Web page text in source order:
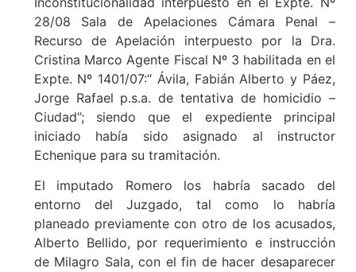
28/08 Sala de Apelaciones Cámara Penal –
Recurso de Apelación interpuesto por la Dra.
Cristina Marco Agente Fiscal Nº 3 habilitada en el
Expte. Nº 1401/07:“ Ávila, Fabián Alberto y Páez,
Jorge Rafael p.s.a. de tentativa de homicidio –
Ciudad”; siendo que el expediente principal
iniciado había sido asignado al instructor
Echenique para su tramitación.
El imputado Romero los habría sacado del
entorno del Juzgado, tal como lo habría
planeado previamente con otro de los acusados,
Alberto Bellido, por requerimiento e instrucción
de Milagro Sala, con el fin de hacer desaparecer